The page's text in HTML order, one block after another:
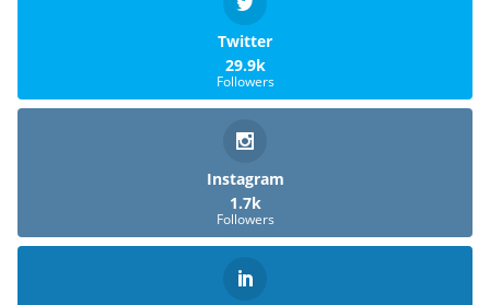
Twitter
29.9k
Followers
Instagram
1.7k
Followers